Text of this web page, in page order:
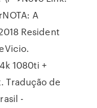
A
Resident
1080ti +
Tradução de
-